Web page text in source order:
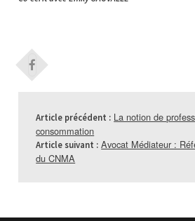
Article précédent : La notion de
consommation
Article suivant : Avocat Médiateur :
du CNMA